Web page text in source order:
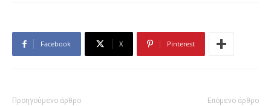
Facebook X Pinterest
Προηγούμενο άρθρο Επόμενο άρθρο